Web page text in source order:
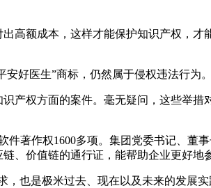
高额成本，这样才能保护知识产权，才
好医生”商标，仍然属于侵权违法行为。
产权方面的案件。毫无疑问，这些举措
件著作权1600多项。集团党委书记、董
、价值链的通行证，能帮助企业更好地
也是极米过去、现在以及未来的发展